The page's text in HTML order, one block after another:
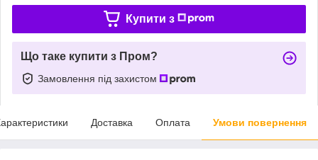
Купити з
Що таке купити з Пром?
Замовлення під захистом
Доставка Оплата Умови повернення